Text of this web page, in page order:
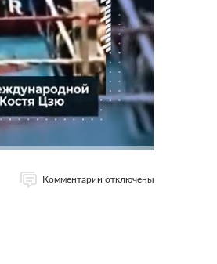
Комментарии отключены